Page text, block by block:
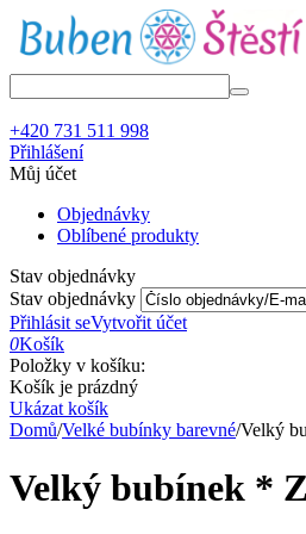
+420 731 511 998
Přihlášení
Můj účet
Objednávky
Oblíbené produkty
Stav objednávky
Stav objednávky
Přihlásit seVytvořit účet
0Košík
Položky v košíku:
Košík je prázdný
Ukázat košík
Domů/Velké bubínky barevné/Velký
Velký bubínek *